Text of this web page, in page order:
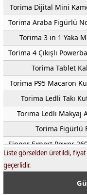
Torima Dijital Mini
Torima Araba Figürlü
Torima 3 in 1 Yaka
Torima 4 Çıkışlı
Torima Tablet
Torima P95 Macaron
Torima Ledli Takı
Torima Ledli Makyaj
Torima Figürlü
Singer Expert Power
Mikado MD-68 BT
Aprila AIK-9905
Minix Collectible
Liste görselden üretildi, fiyat
geçerlidir.